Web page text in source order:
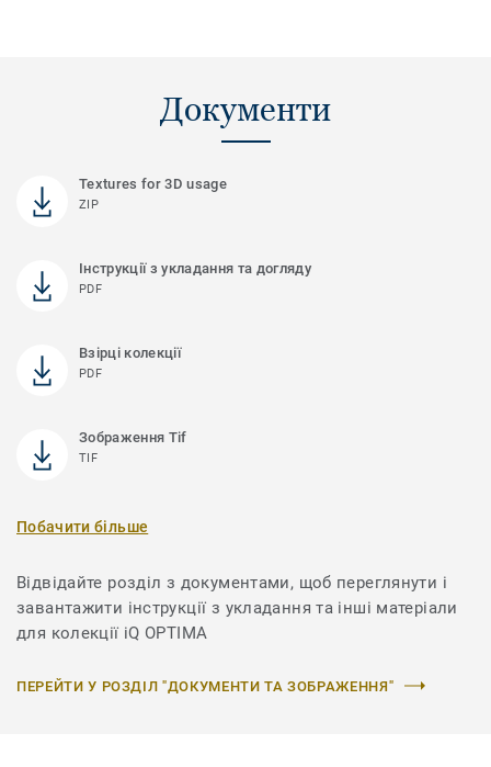
Документи
Textures for 3D usage
ZIP
Інструкції з укладання та догляду
PDF
Взірці колекції
PDF
Зображення Tif
TIF
Побачити більше
Відвідайте розділ з документами, щоб переглянути і
завантажити інструкції з укладання та інші матеріали
для колекції iQ OPTIMA
ПЕРЕЙТИ У РОЗДІЛ "ДОКУМЕНТИ ТА ЗОБРАЖЕННЯ"